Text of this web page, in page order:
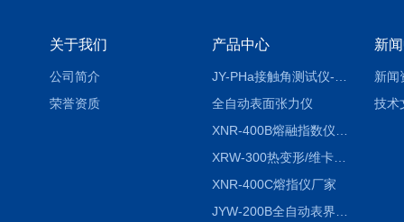
关于我们
公司简介
荣誉资质
产品中心
全自动表面张力仪
XRW-300热变形/维卡软化点温度测定仪
XNR-400C熔指仪厂家
新
新闻
技术